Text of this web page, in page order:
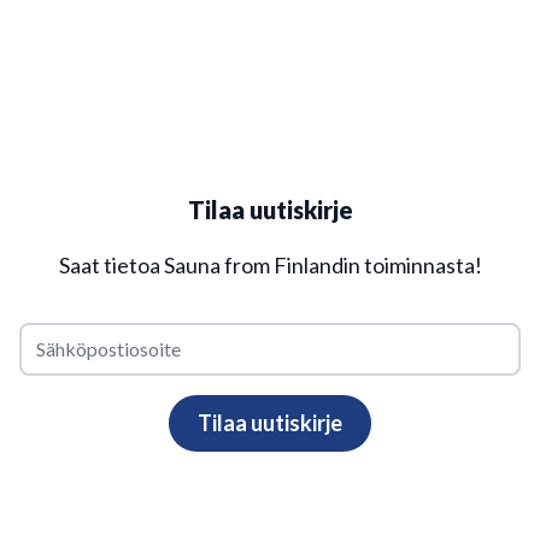
Tilaa uutiskirje
Saat tietoa Sauna from Finlandin toiminnasta!